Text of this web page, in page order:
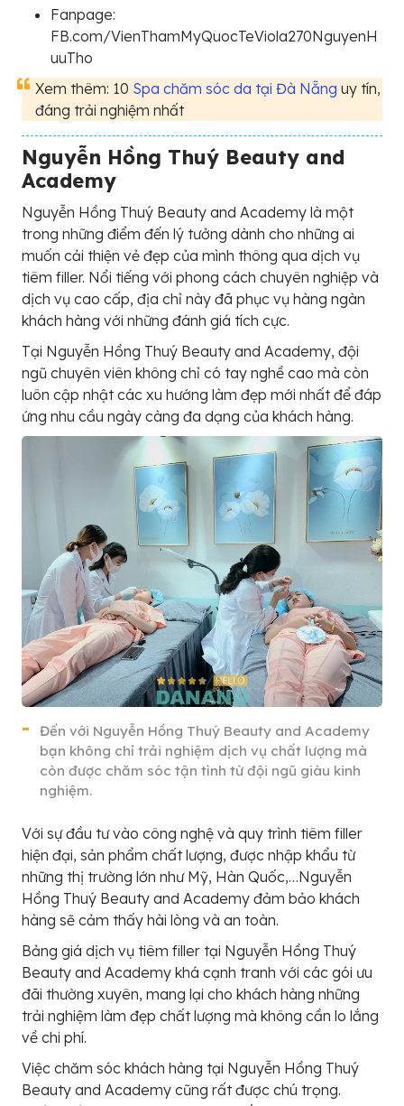
Fanpage:
FB.com/VienThamMyQuocTeViola270NguyenH
uuTho
Xem thêm: 10 Spa chăm sóc da tại Đà Nẵng uy tín,
đáng trải nghiệm nhất
Nguyễn Hồng Thuý Beauty and
Academy
Nguyễn Hồng Thuý Beauty and Academy là một
trong những điểm đến lý tưởng dành cho những ai
muốn cải thiện vẻ đẹp của mình thông qua dịch vụ
tiêm filler. Nổi tiếng với phong cách chuyên nghiệp và
dịch vụ cao cấp, địa chỉ này đã phục vụ hàng ngàn
khách hàng với những đánh giá tích cực.
Tại Nguyễn Hồng Thuý Beauty and Academy, đội
ngũ chuyên viên không chỉ có tay nghề cao mà còn
luôn cập nhật các xu hướng làm đẹp mới nhất để đáp
ứng nhu cầu ngày càng đa dạng của khách hàng.
Đến với Nguyễn Hồng Thuý Beauty and Academy
bạn không chỉ trải nghiệm dịch vụ chất lượng mà
còn được chăm sóc tận tình từ đội ngũ giàu kinh
nghiệm.
Với sự đầu tư vào công nghệ và quy trình tiêm filler
hiện đại, sản phẩm chất lượng, được nhập khẩu từ
những thị trường lớn như Mỹ, Hàn Quốc,…Nguyễn
Hồng Thuý Beauty and Academy đảm bảo khách
hàng sẽ cảm thấy hài lòng và an toàn.
Bảng giá dịch vụ tiêm filler tại Nguyễn Hồng Thuý
Beauty and Academy khá cạnh tranh với các gói ưu
đãi thường xuyên, mang lại cho khách hàng những
trải nghiệm làm đẹp chất lượng mà không cần lo lắng
về chi phí.
Việc chăm sóc khách hàng tại Nguyễn Hồng Thuý
Beauty and Academy cũng rất được chú trọng.